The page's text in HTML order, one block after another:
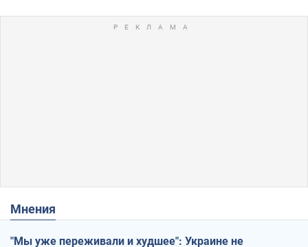
Мнения
"Мы уже переживали и худшее": Украине не